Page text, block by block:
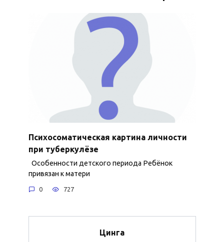
Психосоматическая картина личности
при туберкулёзе
Особенности детского периода Ребёнок
привязан к матери
0 727
Цинга